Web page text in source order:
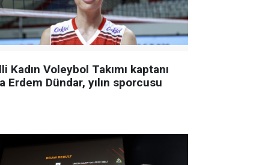
Kadın Voleybol Takımı kaptanı
Erdem Dündar, yılın sporcusu